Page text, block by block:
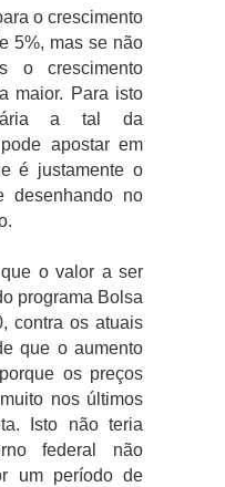
o crescimento
5%, mas se não
o crescimento
maior. Para isto
a tal da
apostar em
é justamente o
desenhando no
o valor a ser
programa Bolsa
contra os atuais
que o aumento
os preços
nos últimos
Isto não teria
federal não
um período de